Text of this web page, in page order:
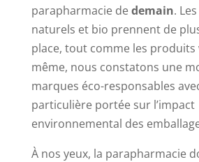
parapharmacie dedemain.
naturels et bio prennent de
place, tout comme les produits
même, nous constatons une
marques éco-responsables
particulière portée sur l’impact
environnemental des
À nos yeux, la parapharmacie